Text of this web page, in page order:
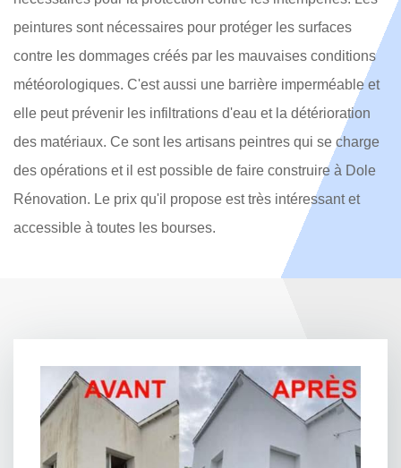
peintures sont nécessaires pour protéger les surfaces
contre les dommages créés par les mauvaises conditions
météorologiques. C'est aussi une barrière imperméable et
elle peut prévenir les infiltrations d'eau et la détérioration
des matériaux. Ce sont les artisans peintres qui se charge
des opérations et il est possible de faire construire à Dole
Rénovation. Le prix qu'il propose est très intéressant et
accessible à toutes les bourses.